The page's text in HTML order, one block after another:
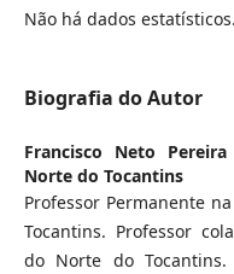
Não há dados estatísticos.
Biografia do Autor
Francisco Neto
Norte do Tocantins
Professor Permanente
Tocantins. Professor
do Norte do